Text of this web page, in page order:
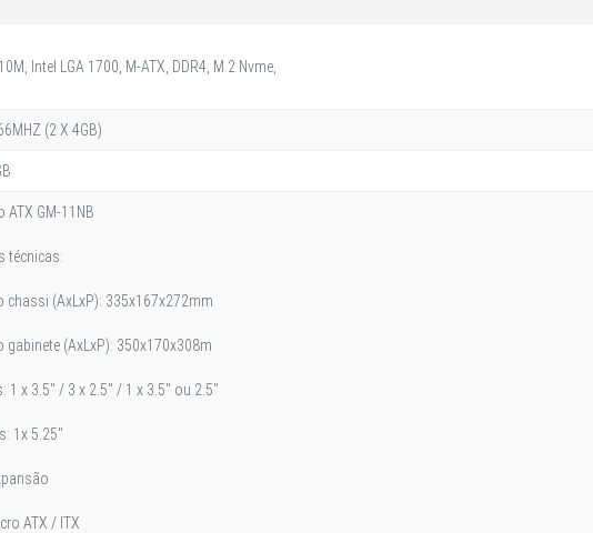
Intel LGA 1700, M-ATX, DDR4, M.2 Nvme,
(2 X 4GB)
ATX GM-11NB
técnicas:
chassi (AxLxP): 335x167x272mm
gabinete (AxLxP): 350x170x308m
1 x 3.5" / 3 x 2.5" / 1 x 3.5" ou 2.5"
1x 5.25"
ATX / ITX